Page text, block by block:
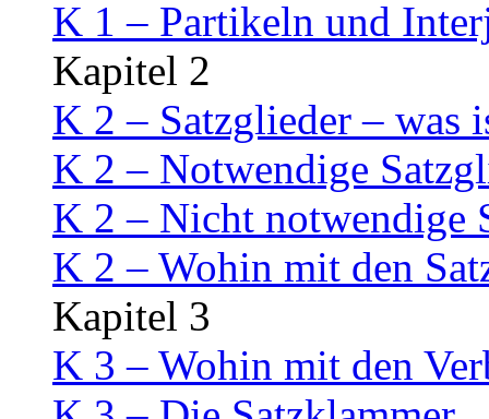
K 1 – Partikeln und
Kapitel 2
K 2 – Satzglieder – was
K 2 – Notwendige
K 2 – Nicht notwendige
K 2 – Wohin mit den
Kapitel 3
K 3 – Wohin mit den